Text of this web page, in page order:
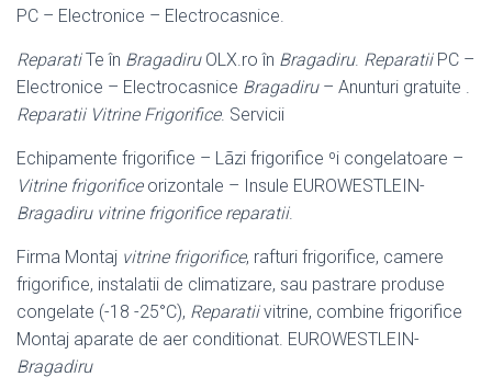
PC – Electronice – Electrocasnice.
ReparatiTe în BragadiruOLX.ro în Bragadiru. ReparatiiPC –
Electronice – Electrocasnice Bragadiru– Anunturi gratuite .
Reparatii Vitrine Frigorifice. Servicii
Echipamente frigorifice – Lãzi frigorifice ºi congelatoare –
Vitrine frigorificeorizontale – Insule EUROWESTLEIN-
Bragadiru vitrine frigorifice reparatii.
Firma Montaj vitrine frigorifice, rafturi frigorifice, camere
frigorifice, instalatii de climatizare, sau pastrare produse
congelate (-18 -25°C), Reparatiivitrine, combine frigorifice
Montaj aparate de aer conditionat. EUROWESTLEIN-
Bragadiru